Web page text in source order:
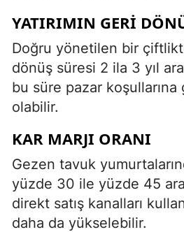
YATIRIMIN GERI
Doğru yönetilen bir
dönüş süresi 2 ila 3 yıl
bu süre pazar koşullarına
olabilir.
KAR MARJI ORANI
Gezen tavuk
yüzde 30 ile yüzde 45
direkt satış kanalları
daha da yükselebilir.